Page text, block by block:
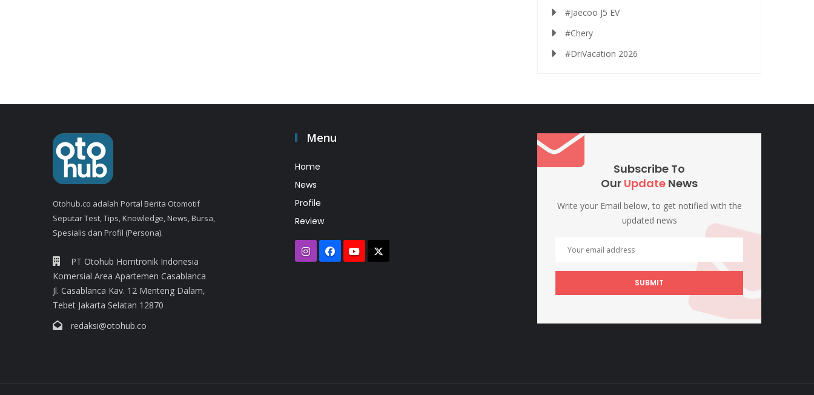
#Jaecoo J5 EV
#Chery
#DriVacation 2026
Otohub.co adalah Portal Berita Otomotif
Seputar Test, Tips, Knowledge, News, Bursa,
Spesialis dan Profil (Persona).
PT Otohub Homtronik Indonesia
Komersial Area Apartemen Casablanca
Jl. Casablanca Kav. 12 Menteng Dalam,
Tebet Jakarta Selatan 12870
redaksi@otohub.co
Menu
Home
News
Profile
Review
Subscribe To
Our Update News
Write your Email below, to get notified with the
updated news
SUBMIT